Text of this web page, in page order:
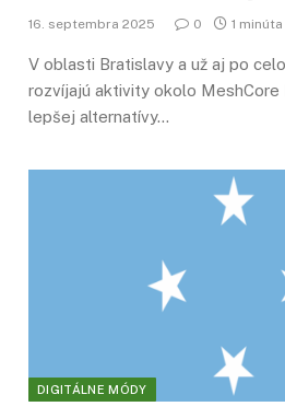
16. septembra 2025 0 1
V oblasti Bratislavy a už aj po
rozvíjajú aktivity okolo MeshCore
lepšej alternatívy…
DIGITÁLNE MÓDY